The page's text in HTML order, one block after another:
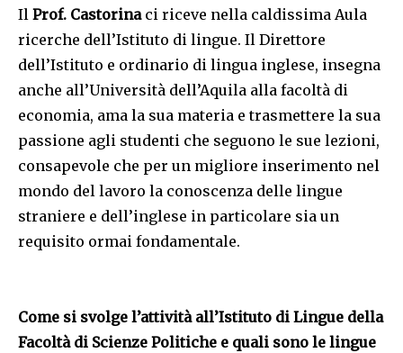
Il Prof. Castorinaci riceve nella caldissima Aula
ricerche dell’Istituto di lingue. Il Direttore
dell’Istituto e ordinario di lingua inglese, insegna
anche all’Università dell’Aquila alla facoltà di
economia, ama la sua materia e trasmettere la sua
passione agli studenti che seguono le sue lezioni,
consapevole che per un migliore inserimento nel
mondo del lavoro la conoscenza delle lingue
straniere e dell’inglese in particolare sia un
requisito ormai fondamentale.
Come si svolge l’attività all’Istituto di Lingue della
Facoltà di Scienze Politiche e quali sono le lingue